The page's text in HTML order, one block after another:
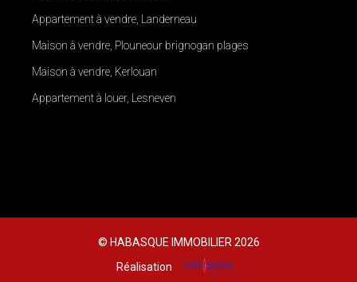
Appartement à vendre, Landerneau
Maison à vendre, Plouneour brignogan plages
Maison à vendre, Kerlouan
Appartement à louer, Lesneven
© HABASQUE IMMOBILIER 2026
Réalisation